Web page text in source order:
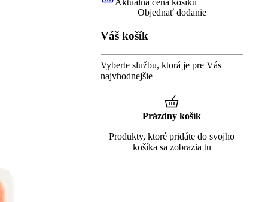
0,00 €Aktuálna cena košíku
Aktuálna cena košíku
Objednať dodanie
Váš košík
Vyberte službu, ktorá je pre Vás
najvhodnejšie
Prázdny košík
Produkty, ktoré pridáte do svojho
košíka sa zobrazia tu